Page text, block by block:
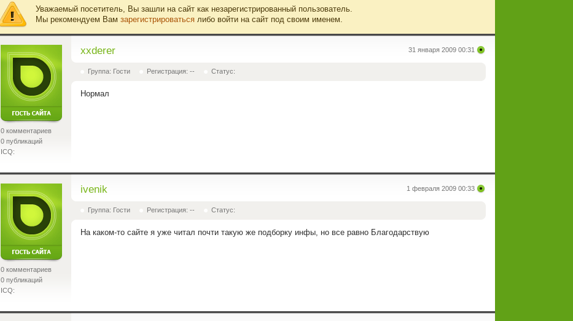
Уважаемый посетитель, Вы зашли на сайт как незарегистрированный пользователь.
Мы рекомендуем Вам зарегистрироваться либо войти на сайт под своим именем.
0 комментариев
0 публикаций
ICQ:
31 января 2009 00:31
xxderer
Группа: Гости Регистрация: -- Статус:
Нормал
0 комментариев
0 публикаций
ICQ:
1 февраля 2009 00:33
ivenik
Группа: Гости Регистрация: -- Статус:
На каком-то сайте я уже читал почти такую же подборку инфы, но все равно Благодарствую